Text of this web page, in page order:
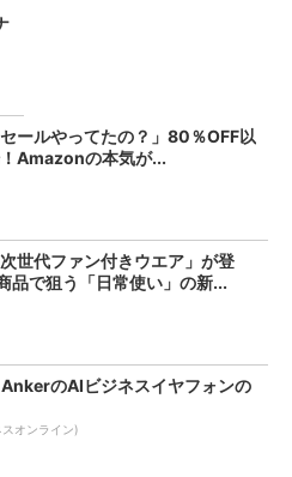
セールやってたの？」80％OFF以
！Amazonの本気が...
世代ファン付きウエア」が登
で狙う「日常使い」の新...
AnkerのAIビジネスイヤフォンの
オンライン)